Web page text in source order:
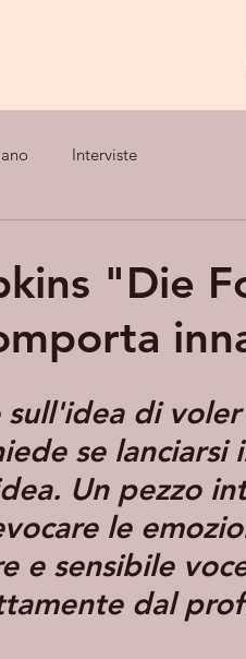
Interviste
"Die
sull'idea di
se lanciarsi
Un pezzo
le
e sensibile
dal